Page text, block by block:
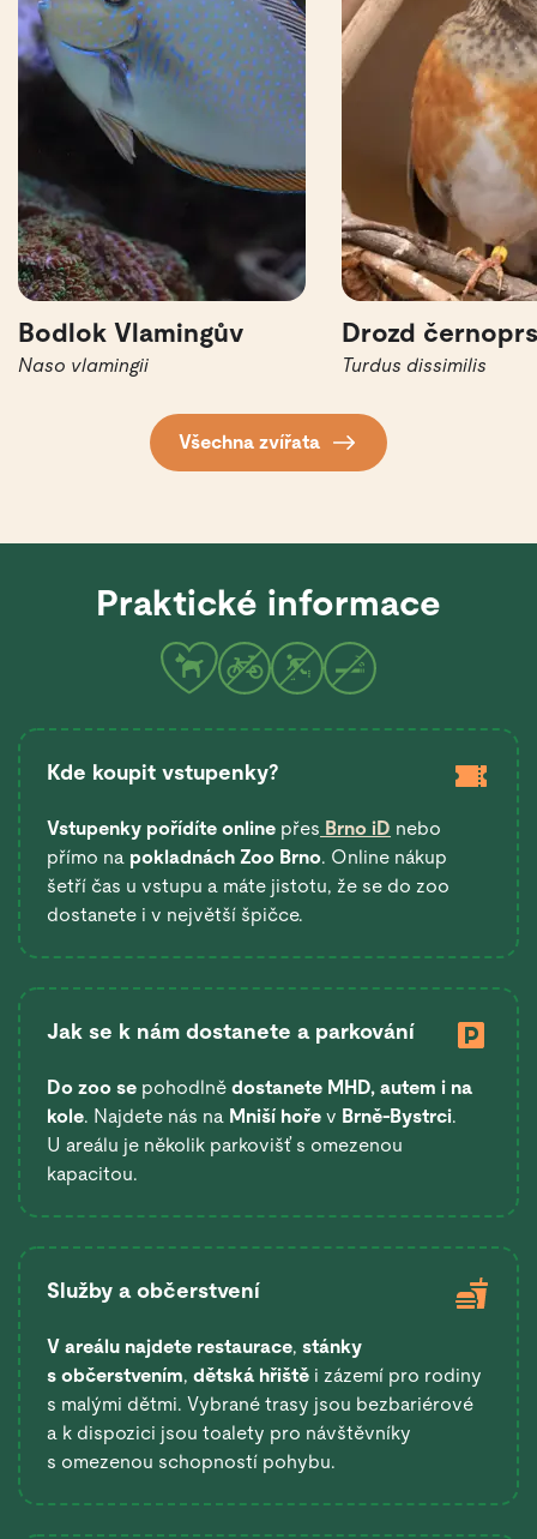
Bodlok Vlamingův
Naso vlamingii
Drozd
Turdus dissimilis
Všechna zvířata
Praktické informace
Kde koupit vstupenky?
Vstupenky pořídíte online přes Brno iD nebo
přímo na pokladnách Zoo Brno. Online nákup
šetří čas u vstupu a máte jistotu, že se do zoo
dostanete i v největší špičce.
Jak se k nám dostanete a parkování
Do zoo se pohodlně dostanete MHD, autem i na
kole. Najdete nás na Mniší hoře v Brně-Bystrci.
U areálu je několik parkovišť s omezenou
kapacitou.
Služby a občerstvení
V areálu najdete restaurace, stánky
s občerstvením, dětská hřiště i zázemí pro rodiny
s malými dětmi. Vybrané trasy jsou bezbariérové
a k dispozici jsou toalety pro návštěvníky
s omezenou schopností pohybu.